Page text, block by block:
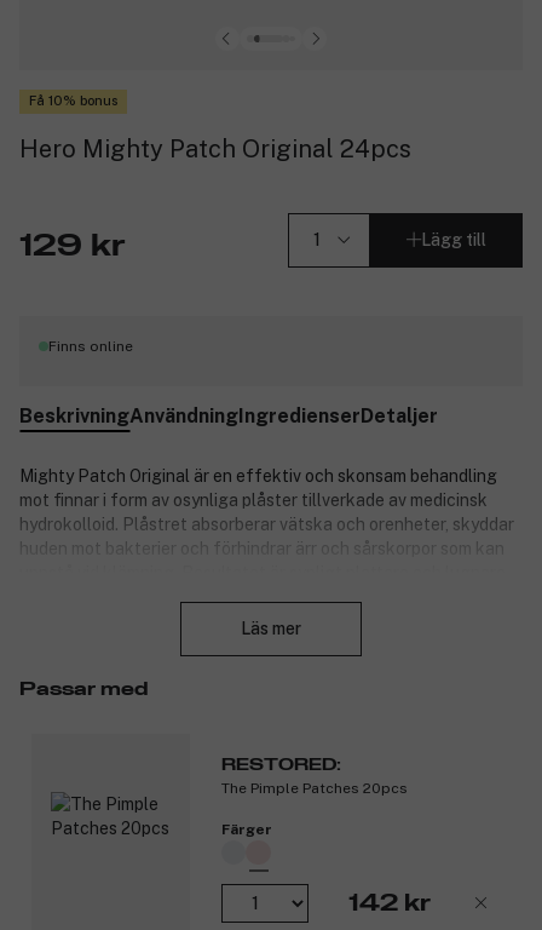
Få 10% bonus
Hero Mighty Patch Original 24pcs
129 kr Lägg till
Finns online
BeskrivningAnvändningIngredienserDetaljer
Mighty Patch Original är en effektiv och skonsam behandling
mot finnar i form av osynliga plåster tillverkade av medicinsk
hydrokolloid. Plåstret absorberar vätska och orenheter, skyddar
huden mot bakterier och förhindrar ärr och sårskorpor som kan
för alla hudtyper, även känslig hud.
3354058
Läs mer
Passar med
RESTORED:
The Pimple Patches 20pcs
Färger
142 kr